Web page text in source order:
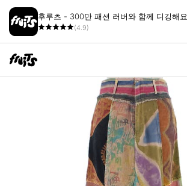
후루츠 - 300만 패션 러버와 함께 디깅해
(4.9)